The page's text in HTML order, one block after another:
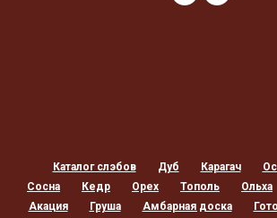
Каталог слэбов Дуб Карагач
Сосна
Кедр Орех Тополь Ольха
Акация
Груша Амбарная доска